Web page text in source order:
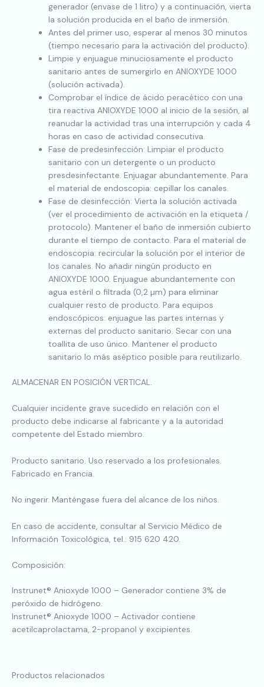
generador (envase de 1 litro) y a continuación, vierta
la solución producida en el baño de inmersión.
Antes del primer uso, esperar al menos 30 minutos
(tiempo necesario para la activación del producto).
Limpie y enjuague minuciosamente el producto
sanitario antes de sumergirlo en ANIOXYDE 1000
(solución activada).
Comprobar el índice de ácido peracético con una
tira reactiva ANIOXYDE 1000 al inicio de la sesión, al
reanudar la actividad tras una interrupción y cada 4
horas en caso de actividad consecutiva.
Fase de predesinfección: Limpiar el producto
sanitario con un detergente o un producto
presdesinfectante. Enjuagar abundantemente. Para
el material de endoscopia: cepillar los canales.
Fase de desinfección: Vierta la solución activada
(ver el procedimiento de activación en la etiqueta /
protocolo). Mantener el baño de inmersión cubierto
durante el tiempo de contacto. Para el material de
endoscopia: recircular la solución por el interior de
los canales. No añadir ningún producto en
ANIOXYDE 1000. Enjuague abundantemente con
agua estéril o filtrada (0,2 µm) para eliminar
cualquier resto de producto. Para equipos
endoscópicos: enjuague las partes internas y
externas del producto sanitario. Secar con una
toallita de uso único. Mantener el producto
sanitario lo más aséptico posible para reutilizarlo.
ALMACENAR EN POSICIÓN VERTICAL.
Cualquier incidente grave sucedido en relación con el
producto debe indicarse al fabricante y a la autoridad
competente del Estado miembro.
Producto sanitario. Uso reservado a los profesionales.
Fabricado en Francia.
No ingerir. Manténgase fuera del alcance de los niños.
En caso de accidente, consultar al Servicio Médico de
Información Toxicológica, tel.: 915 620 420.
Composición:
Instrunet® Anioxyde 1000 – Generador contiene 3% de
peróxido de hidrógeno.
Instrunet® Anioxyde 1000 – Activador contiene
acetilcaprolactama, 2-propanol y excipientes.
Productos relacionados